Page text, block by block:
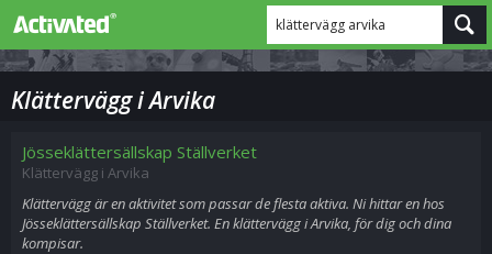
klättervägg arvika
Klättervägg i Arvika
Jösseklättersällskap Ställverket
Klättervägg i Arvika
Klättervägg är en aktivitet som passar de flesta aktiva. Ni hittar en hos
Jösseklättersällskap Ställverket. En klättervägg i Arvika, för dig och dina
kompisar.